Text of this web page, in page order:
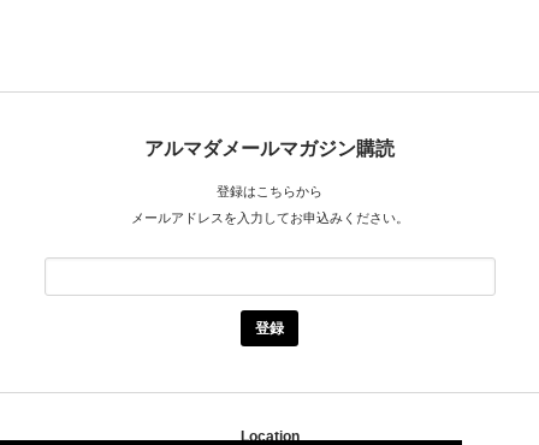
アルマダメールマガジン購読
登録はこちらから
メールアドレスを入力してお申込みください。
Location